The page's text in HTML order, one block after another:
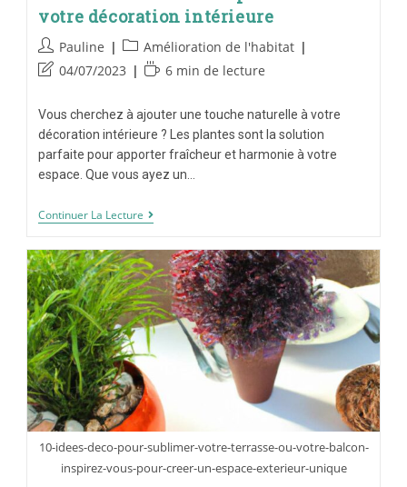
votre décoration intérieure
Pauline
Amélioration de l'habitat
04/07/2023
6 min de lecture
Vous cherchez à ajouter une touche naturelle à votre
décoration intérieure ? Les plantes sont la solution
parfaite pour apporter fraîcheur et harmonie à votre
espace. Que vous ayez un…
Continuer La Lecture
10-idees-deco-pour-sublimer-votre-terrasse-ou-votre-balcon-
inspirez-vous-pour-creer-un-espace-exterieur-unique